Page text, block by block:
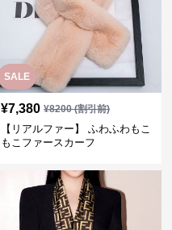
SALE
¥7,380 ¥8200(割引前)
【リアルファー】 ふわふわもこ
もこファースカーフ